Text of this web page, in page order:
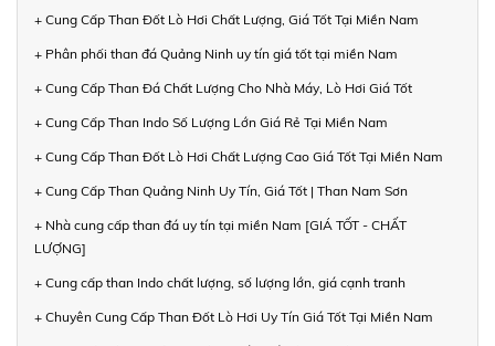
+ Cung Cấp Than Đốt Lò Hơi Chất Lượng, Giá Tốt Tại Miền Nam
+ Phân phối than đá Quảng Ninh uy tín giá tốt tại miền Nam
+ Cung Cấp Than Đá Chất Lượng Cho Nhà Máy, Lò Hơi Giá Tốt
+ Cung Cấp Than Indo Số Lượng Lớn Giá Rẻ Tại Miền Nam
+ Cung Cấp Than Đốt Lò Hơi Chất Lượng Cao Giá Tốt Tại Miền Nam
+ Cung Cấp Than Quảng Ninh Uy Tín, Giá Tốt | Than Nam Sơn
+ Nhà cung cấp than đá uy tín tại miền Nam [GIÁ TỐT - CHẤT
LƯỢNG]
+ Cung cấp than Indo chất lượng, số lượng lớn, giá cạnh tranh
+ Chuyên Cung Cấp Than Đốt Lò Hơi Uy Tín Giá Tốt Tại Miền Nam